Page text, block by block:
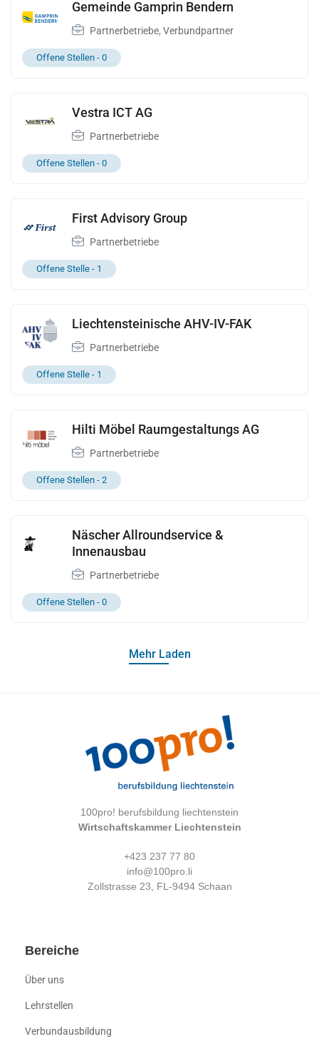
Gemeinde Gamprin Bendern
Partnerbetriebe, Verbundpartner
Offene Stellen - 0
Vestra ICT AG
Partnerbetriebe
Offene Stellen - 0
First Advisory Group
Partnerbetriebe
Offene Stelle - 1
Liechtensteinische AHV-IV-FAK
Partnerbetriebe
Offene Stelle - 1
Hilti Möbel Raumgestaltungs AG
Partnerbetriebe
Offene Stellen - 2
Näscher Allroundservice &
Innenausbau
Partnerbetriebe
Offene Stellen - 0
Mehr Laden
100pro! berufsbildung liechtenstein
Wirtschaftskammer Liechtenstein
+423 237 77 80
info@100pro.li
Zollstrasse 23, FL-9494 Schaan
Bereiche
Über uns
Lehrstellen
Verbundausbildung